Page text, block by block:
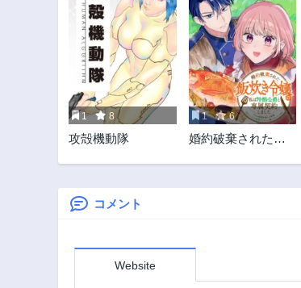
1 8
攻殻機動隊
1 6
婚約破棄された飯
しました～ですが
しくなっています
コメント
Website